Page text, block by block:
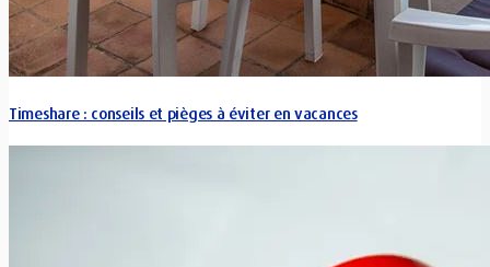
Timeshare : conseils et pièges à éviter en vacances